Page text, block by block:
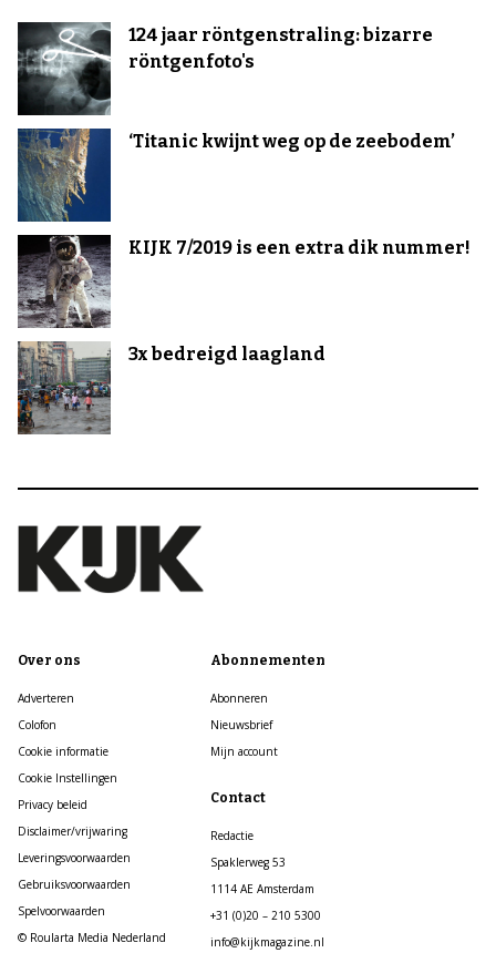
124 jaar röntgenstraling: bizarre
röntgenfoto's
‘Titanic kwijnt weg op de zeebodem’
KIJK 7/2019 is een extra dik nummer!
3x bedreigd laagland
Over ons
Adverteren
Colofon
Cookie informatie
Cookie Instellingen
Privacy beleid
Disclaimer/vrijwaring
Leveringsvoorwaarden
Gebruiksvoorwaarden
Spelvoorwaarden
© Roularta Media Nederland
Abonnementen
Abonneren
Nieuwsbrief
Mijn account
Contact
Redactie
Spaklerweg 53
1114 AE Amsterdam
+31 (0)20 – 210 5300
info@kijkmagazine.nl